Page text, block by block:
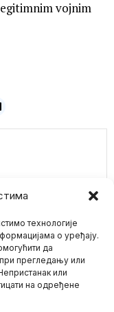
технологије
о уређају.
да
прегледању или
или
на одређене
vojnim